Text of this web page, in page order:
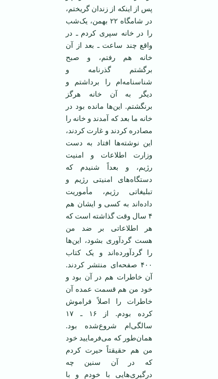
پس از اینکه از زندان گریختم،
در شامگاه ۲۲ بهمن، یک‌شب
را در خانه سپری کردم ـ در
واقع چند ساعت ـ بعد از آن
خانه هم رفتم، و صبح
برگشتم گذرنامه و
شناسنامه‌ام را برداشتم و
دیگر به آن خانه هرگز
برنگشتم. این‌ها مانده بود در
خانه ما بعد که آمدند و خانه را
مصادره کردند و غارت کردند،
این نوشته‌ها افتاد به دست
وزارت اطلاعات و امنیت
رژیم، و بعداً شنیدم که
دستگاه‌های امنیتی رژیم و
تبلیغاتی رژیم، مأموریت
داده‌اند به کسی و ایشان هم
۴ سال وقت گذاشته است که
هر اطلاعاتی بر ضد من
هست گردآوری بشود، این‌ها
را گردآورده‌اند و یک کتاب
۴۰۰ صفحه‌ای منتشر کردند.
آن خاطرات هم در آن بود و
خود من هم قسمت عمده آن
خاطرات را اصلاً فراموش
کرده بودم. از ۱۶ ـ ۱۷
سالگی‌ام شروع‌شده بود.
همان‌طور که می‌فرمایید خود
من هم حقیقتاً حیرت کردم
که در آن سنین چه
درگیری‌هایی با خودم و با